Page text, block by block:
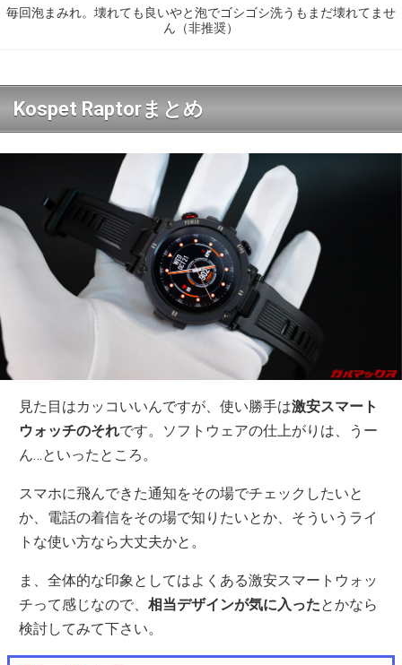
毎回泡まみれ。壊れても良いやと泡でゴシゴシ洗うもまだ壊れてませ
ん（非推奨）
Kospet Raptorまとめ
見た目はカッコいいんですが、使い勝手は激安スマート
ウォッチのそれです。ソフトウェアの仕上がりは、うー
ん…といったところ。
スマホに飛んできた通知をその場でチェックしたいと
か、電話の着信をその場で知りたいとか、そういうライ
トな使い方なら大丈夫かと。
ま、全体的な印象としてはよくある激安スマートウォッ
チって感じなので、相当デザインが気に入ったとかなら
検討してみて下さい。